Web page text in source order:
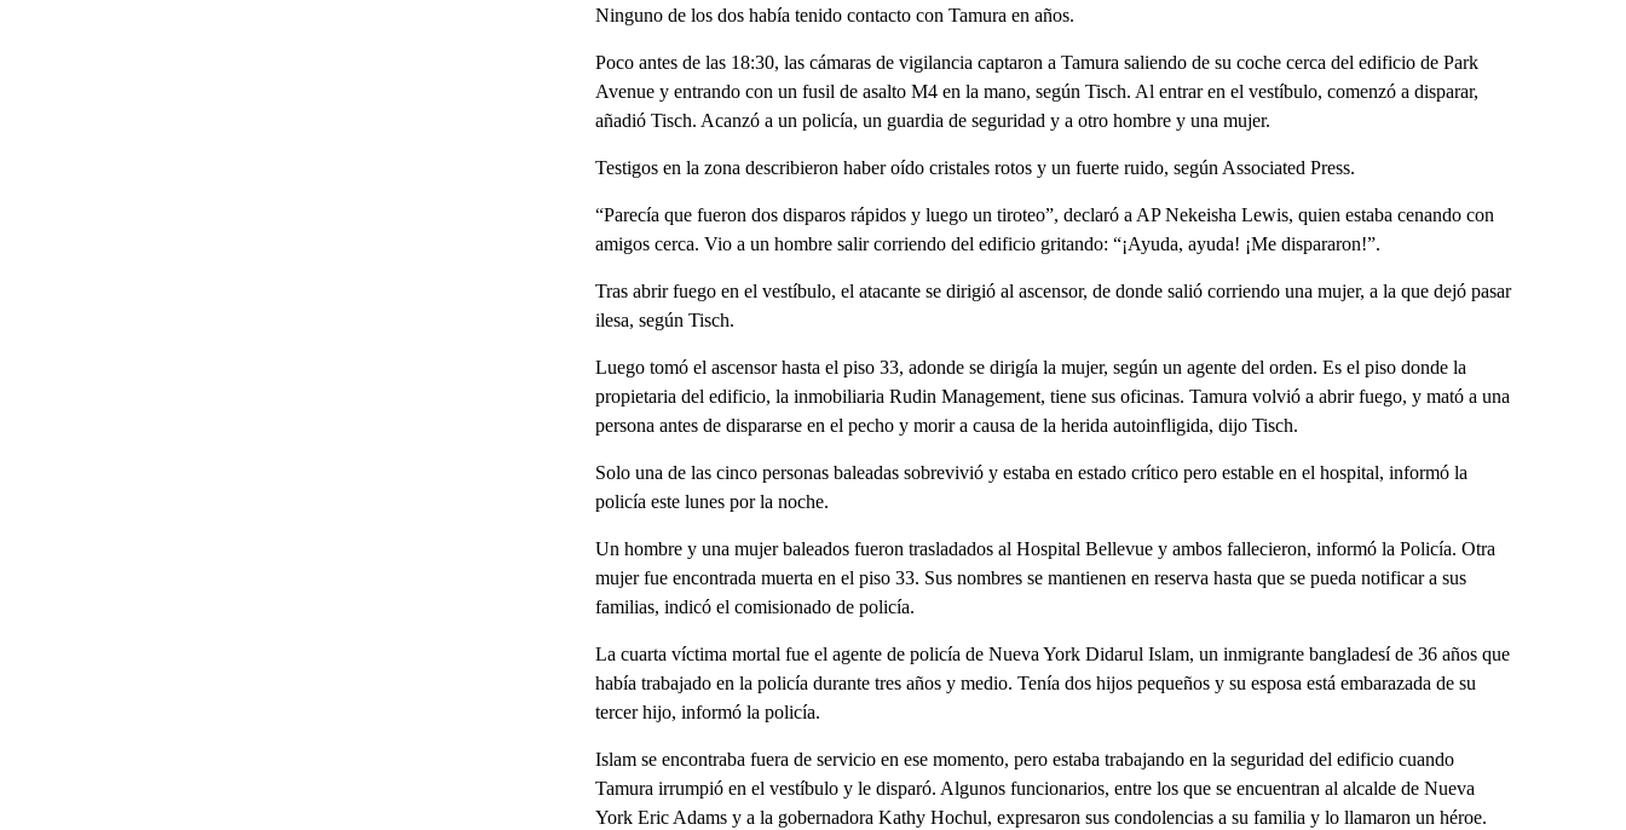
Ninguno de los dos había tenido contacto con Tamura en años.
Poco antes de las 18:30, las cámaras de vigilancia captaron a Tamura saliendo de su coche cerca del edificio de Park
Avenue y entrando con un fusil de asalto M4 en la mano, según Tisch. Al entrar en el vestíbulo, comenzó a disparar,
añadió Tisch. Acanzó a un policía, un guardia de seguridad y a otro hombre y una mujer.
Testigos en la zona describieron haber oído cristales rotos y un fuerte ruido, según Associated Press.
“Parecía que fueron dos disparos rápidos y luego un tiroteo”, declaró a AP Nekeisha Lewis, quien estaba cenando con
amigos cerca. Vio a un hombre salir corriendo del edificio gritando: “¡Ayuda, ayuda! ¡Me dispararon!”.
Tras abrir fuego en el vestíbulo, el atacante se dirigió al ascensor, de donde salió corriendo una mujer, a la que dejó pasar
ilesa, según Tisch.
Luego tomó el ascensor hasta el piso 33, adonde se dirigía la mujer, según un agente del orden. Es el piso donde la
propietaria del edificio, la inmobiliaria Rudin Management, tiene sus oficinas. Tamura volvió a abrir fuego, y mató a una
persona antes de dispararse en el pecho y morir a causa de la herida autoinfligida, dijo Tisch.
Solo una de las cinco personas baleadas sobrevivió y estaba en estado crítico pero estable en el hospital, informó la
policía este lunes por la noche.
Un hombre y una mujer baleados fueron trasladados al Hospital Bellevue y ambos fallecieron, informó la Policía. Otra
mujer fue encontrada muerta en el piso 33. Sus nombres se mantienen en reserva hasta que se pueda notificar a sus
familias, indicó el comisionado de policía.
La cuarta víctima mortal fue el agente de policía de Nueva York Didarul Islam, un inmigrante bangladesí de 36 años que
había trabajado en la policía durante tres años y medio. Tenía dos hijos pequeños y su esposa está embarazada de su
tercer hijo, informó la policía.
Islam se encontraba fuera de servicio en ese momento, pero estaba trabajando en la seguridad del edificio cuando
Tamura irrumpió en el vestíbulo y le disparó. Algunos funcionarios, entre los que se encuentran al alcalde de Nueva
York Eric Adams y a la gobernadora Kathy Hochul, expresaron sus condolencias a su familia y lo llamaron un héroe.